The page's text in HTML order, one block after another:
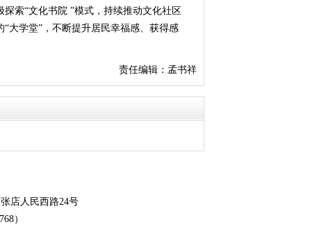
索“文化书院 ”模式，持续推动文化社区
大学堂”，不断提升居民幸福感、获得感
责任编辑：孟书祥
店人民西路24号
）